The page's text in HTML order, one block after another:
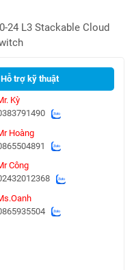
24 L3 Stackable Cloud
Hỗ trợ kỹ thuật
Kỳ
Hoàng
Công